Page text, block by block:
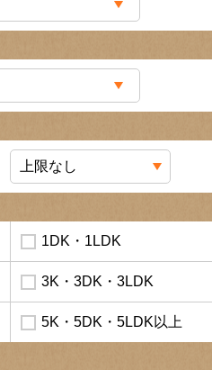
1DK・1LDK
3K・3DK・3LDK
5K・5DK・5LDK以上